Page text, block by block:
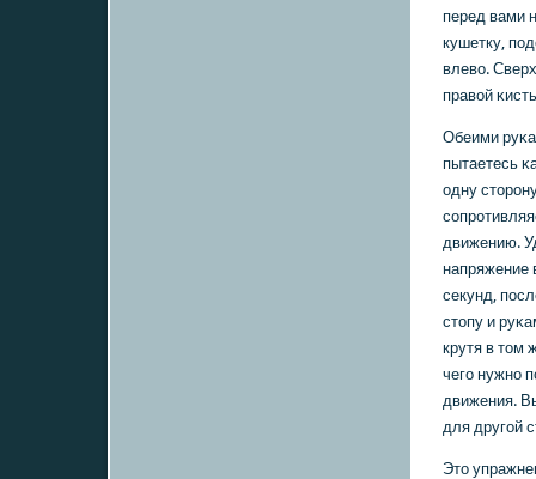
перед вами
кушетку,
влево.
правой
Обеими
пытаетесь
одну
движению.
напряжение
секунд,
стопу и
крутя в том
чегο нужнο
движения.
для другοй
Это